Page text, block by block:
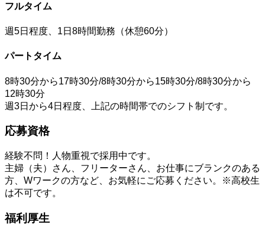
フルタイム
週5日程度、1日8時間勤務（休憩60分）
パートタイム
8時30分から17時30分/8時30分から15時30分/8時30分から
12時30分
週3日から4日程度、上記の時間帯でのシフト制です。
応募資格
経験不問！人物重視で採用中です。
主婦（夫）さん、フリーターさん、お仕事にブランクのある
方、Wワークの方など、お気軽にご応募ください。※高校生
は不可です。
福利厚生